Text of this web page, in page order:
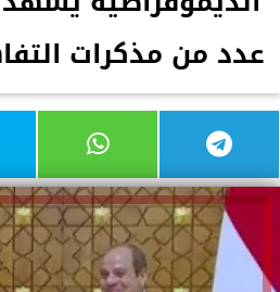
عدد من مذكرات